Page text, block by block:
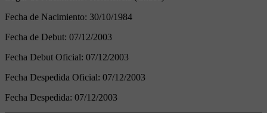
Fecha de Nacimiento: 30/10/1984
Fecha de Debut: 07/12/2003
Fecha Debut Oficial: 07/12/2003
Fecha Despedida Oficial: 07/12/2003
Fecha Despedida: 07/12/2003